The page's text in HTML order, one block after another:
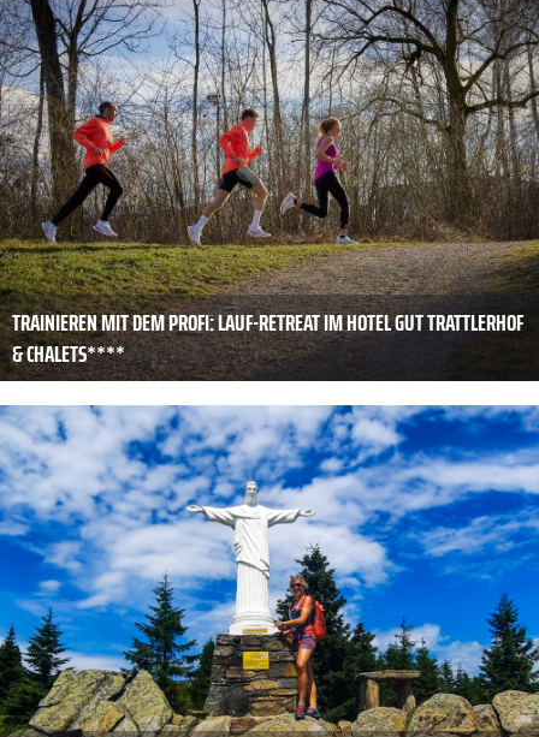
TRAINIEREN MIT DEM PROFI: LAUF-RETREAT IM HOTEL GUT TRATTLERHOF
& CHALETS****